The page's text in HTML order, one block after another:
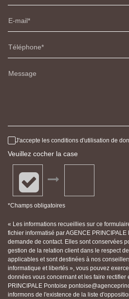
E-mail
Téléphone
Message
J'accepte les conditions d'utilisation de
Veuillez cocher la case
*Champs obligatoires
« Les informations recueillies sur ce
fichier informatisé par AGENCE
demande de contact. Elles sont conservées
gestion de la relation client dans le respect
applicables et sont destinées à nos
informatique et libertés », vous pouvez
données vous concernant et les faire rectifier
PRINCIPALE Pontoise
informons de l'existence de la liste